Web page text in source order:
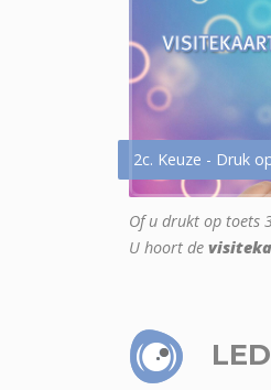
2c. Keuze - Druk
Of u drukt op toets
U hoort de